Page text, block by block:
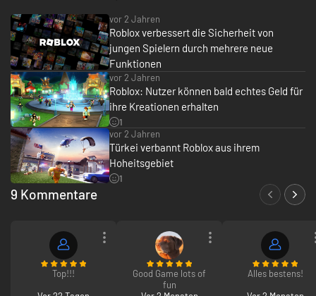
vor 2 Jahren
Roblox verbessert die Sicherheit von
jungen Spielern durch mehrere neue
Funktionen
vor 2 Jahren
Roblox: Nutzer können bald echtes Geld für
ihre Kreationen erhalten
1
vor 2 Jahren
Türkei verbannt Roblox aus ihrem
Hoheitsgebiet
1
9 Kommentare
Top!!!
Good Game lots of
fun
Alles bestens!